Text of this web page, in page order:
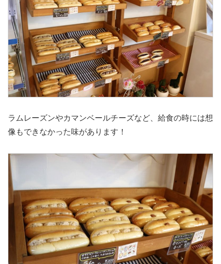
ラムレーズンやカマンベールチーズなど、給食の時には想
像もできなかった味があります！